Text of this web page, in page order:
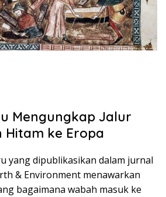
Mengungkap Jalur
Hitam ke Eropa
yang dipublikasikan dalam jurnal
& Environment menawarkan
bagaimana wabah masuk ke